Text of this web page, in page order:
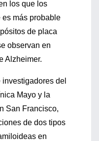
los que los
más probable
de placa
observan en
Alzheimer.
del
Mayo y la
San Francisco,
de dos tipos
en